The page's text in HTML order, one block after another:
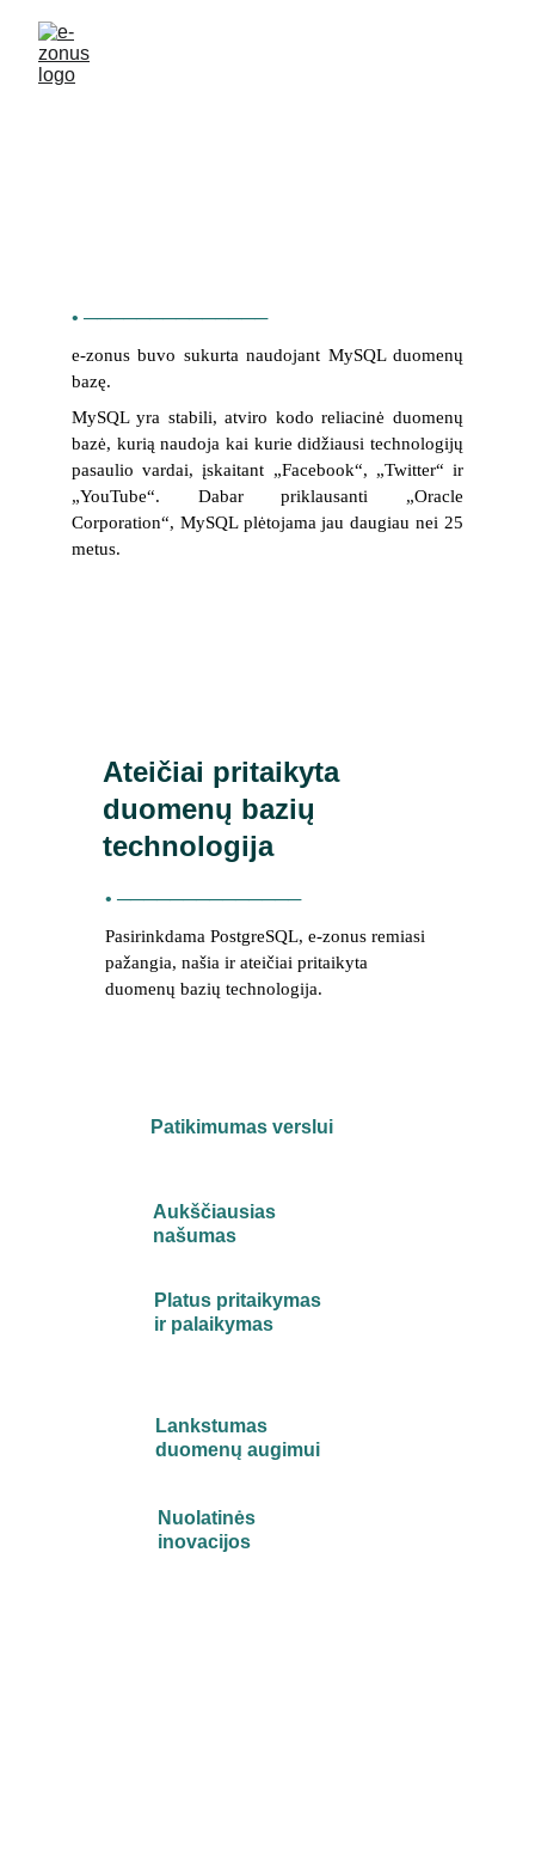
• ──────────────
e-zonus buvo sukurta naudojant MySQL duomenų
bazę.
MySQL yra stabili, atviro kodo reliacinė duomenų
bazė, kurią naudoja kai kurie didžiausi technologijų
pasaulio vardai, įskaitant „Facebook“, „Twitter“ ir
„YouTube“. Dabar priklausanti „Oracle
Corporation“, MySQL plėtojama jau daugiau nei 25
metus.
Ateičiai pritaikyta
duomenų bazių
technologija
Patikimumas verslui
Aukščiausias
našumas
Platus pritaikymas
ir palaikymas
Lankstumas
duomenų augimui
Nuolatinės
inovacijos
• ──────────────
Pasirinkdama PostgreSQL, e-zonus remiasi
pažangia, našia ir ateičiai pritaikyta
duomenų bazių technologija.